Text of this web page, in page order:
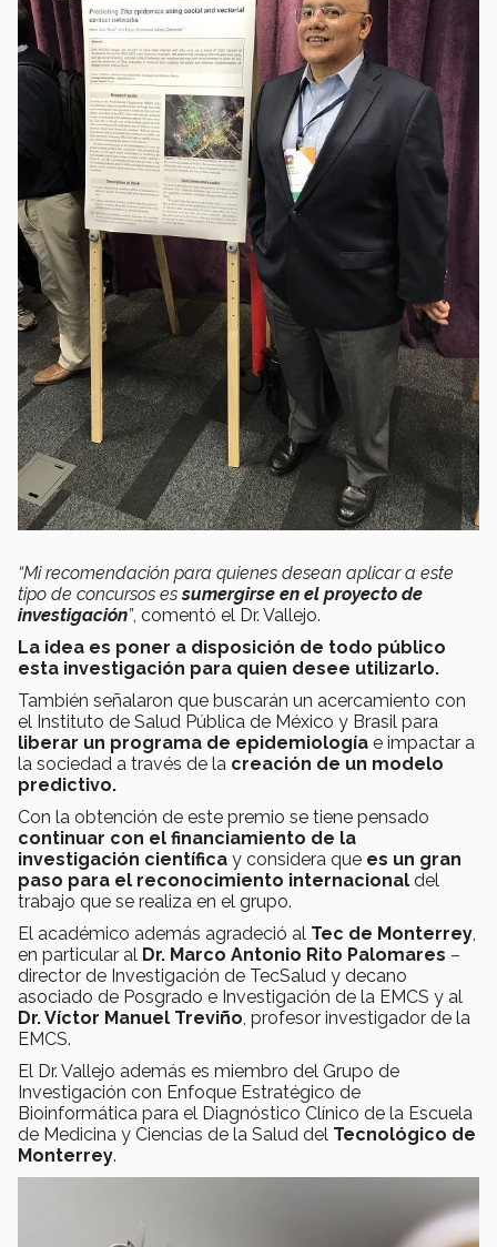
“Mi recomendación para quienes desean aplicar a este
tipo de concursos essumergirse en el proyecto de
investigación”, comentó el Dr. Vallejo.
La idea es poner a disposición de todo público
esta investigación para quien desee utilizarlo.
También señalaron que buscarán un acercamiento con
el Instituto de Salud Pública de México y Brasil para
liberar un programa de epidemiología e impactar a
la sociedad a través de la creación de un modelo
predictivo.
Con la obtención de este premio se tiene pensado
continuar con el financiamiento de la
investigación científica y considera que es un gran
paso para el reconocimiento internacional del
trabajo que se realiza en el grupo.
El académico además agradeció al Tec de Monterrey
en particular al Dr. Marco Antonio Rito Palomares –
director de Investigación de TecSalud y decano
asociado de Posgrado e Investigación de la EMCS y al
Dr. Víctor Manuel Treviño , profesor investigador de la
EMCS.
El Dr. Vallejo además es miembro del Grupo de
Investigación con Enfoque Estratégico de
Bioinformática para el Diagnóstico Clínico de la Escuela
de Medicina y Ciencias de la Salud del Tecnológico de
Monterrey.